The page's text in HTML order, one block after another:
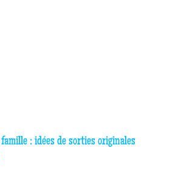
: idées de sorties originales